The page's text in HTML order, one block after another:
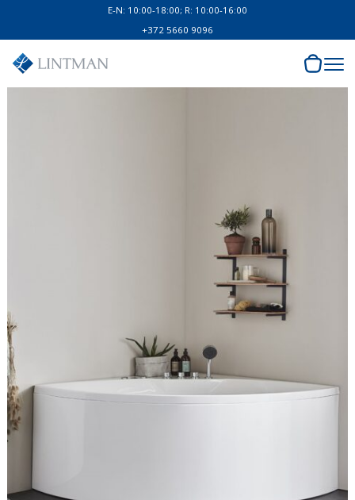
E-N: 10:00-18:00; R: 10:00-16:00
+372 5660 9096